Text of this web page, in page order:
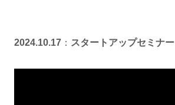
2024.10.17 ： スタートアップセミナー